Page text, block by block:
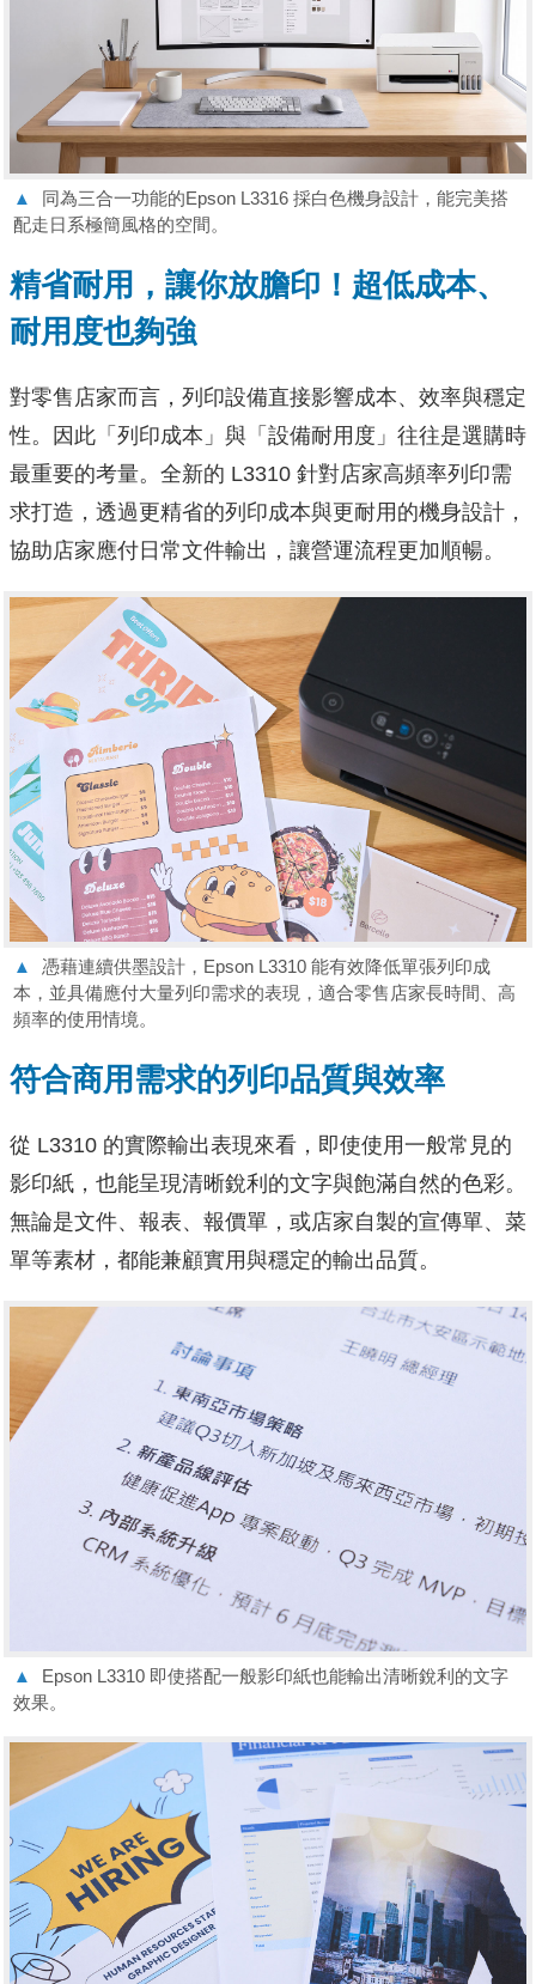
▲
同為三合一功能的Epson L3316 採白色機身設計，能完美搭
配走日系極簡風格的空間。
精省耐用，讓你放膽印！超低成本、
耐用度也夠強
對零售店家而言，列印設備直接影響成本、效率與穩定
性。因此「列印成本」與「設備耐用度」往往是選購時
最重要的考量。全新的 L3310 針對店家高頻率列印需
求打造，透過更精省的列印成本與更耐用的機身設計，
協助店家應付日常文件輸出，讓營運流程更加順暢。
▲
憑藉連續供墨設計，Epson L3310 能有效降低單張列印成
本，並具備應付大量列印需求的表現，適合零售店家長時間、高
頻率的使用情境。
符合商用需求的列印品質與效率
從 L3310 的實際輸出表現來看，即使使用一般常見的
影印紙，也能呈現清晰銳利的文字與飽滿自然的色彩。
無論是文件、報表、報價單，或店家自製的宣傳單、菜
單等素材，都能兼顧實用與穩定的輸出品質。
▲
Epson L3310 即使搭配一般影印紙也能輸出清晰銳利的文字
效果。